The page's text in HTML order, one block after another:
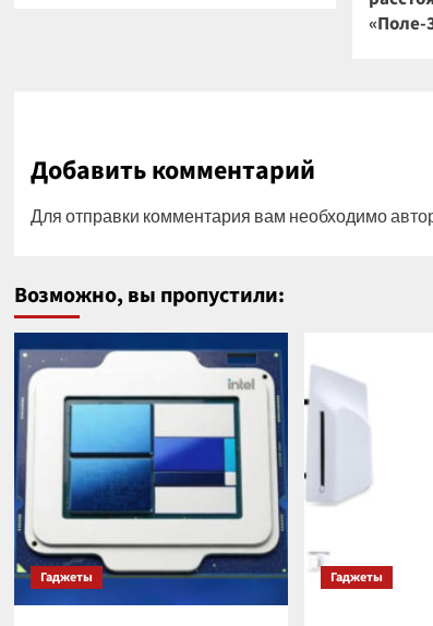
«Поле-
Добавить комментарий
Для отправки комментария вам необходимо
Возможно, вы пропустили:
Гаджеты Гаджеты